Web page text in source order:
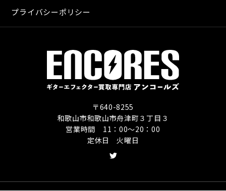
プライバシーポリシー
〒640-8255
和歌山市和歌山市舟津町３丁目３
営業時間 11：00〜20：00
定休日 火曜日